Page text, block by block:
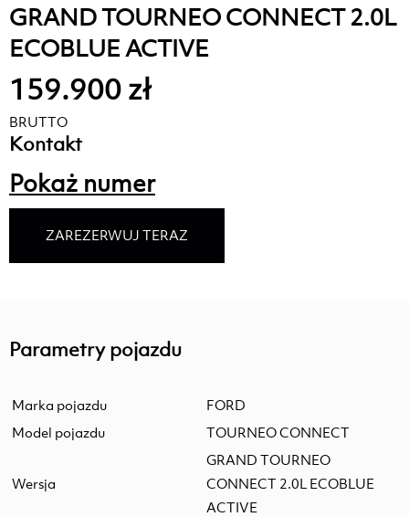
GRAND TOURNEO CONNECT 2.0L
ECOBLUE ACTIVE
159.900 zł
BRUTTO
Kontakt
Pokaż numer
ZAREZERWUJ TERAZ
Parametry pojazdu
Marka pojazdu
FORD
Model pojazdu
TOURNEO CONNECT
Wersja
GRAND TOURNEO
CONNECT 2.0L ECOBLUE
ACTIVE